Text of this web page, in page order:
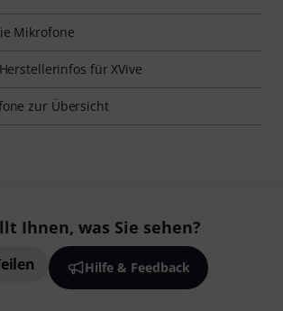
Mikrofone
für XVive
zur Übersicht
Ihnen, was Sie sehen?
Hilfe & Feedback